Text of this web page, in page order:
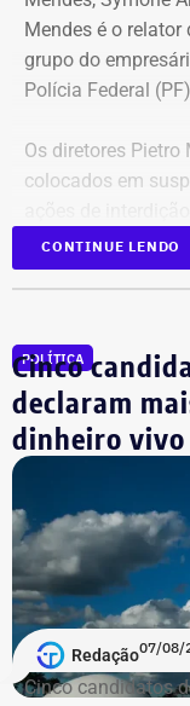
Mendes é o relator
grupo do
Polícia Federal
Os diretores
colocados em
companhia em
liminar, porém, o
garantiu a
que o mérito da
Segundo as
combustível quase
matéria-prima e
unidade fantasma
A Polícia Federal
fachada para não
combustível ao
CONTINUE LENDO
POLÍTICA
Cinco
declaram
dinheiro vivo
Redação07/08/
Cinco candidatos